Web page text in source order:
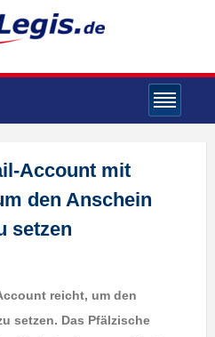
Account mit
den Anschein
setzen
reicht, um den
setzen. Das Pfälzische